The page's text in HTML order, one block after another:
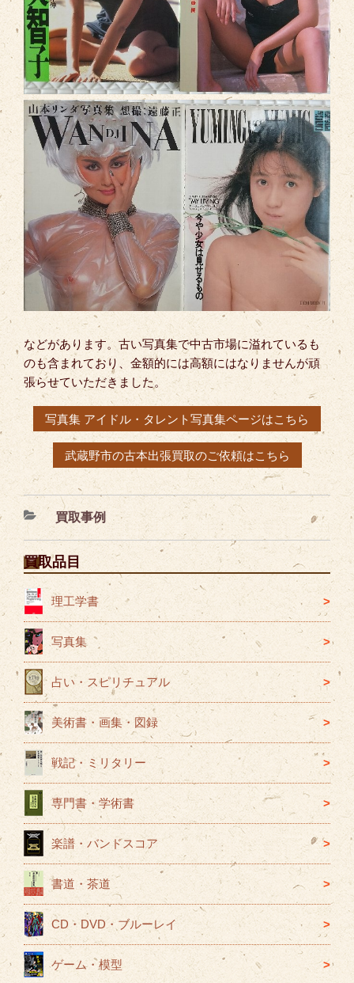
などがあります。古い写真集で中古市場に溢れているも
のも含まれており、金額的には高額にはなりませんが頑
張らせていただきました。
写真集 アイドル・タレント写真集ページはこちら
武蔵野市の古本出張買取のご依頼はこちら
カ
テ
ゴ
リ
ー
買取事例
買取品目
理工学書
写真集
占い・スピリチュアル
美術書・画集・図録
戦記・ミリタリー
専門書・学術書
楽譜・バンドスコア
書道・茶道
CD・DVD・ブルーレイ
ゲーム・模型